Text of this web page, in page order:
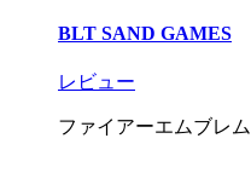
BLT SAND GAMES
レビュー
ファイアーエムブレ